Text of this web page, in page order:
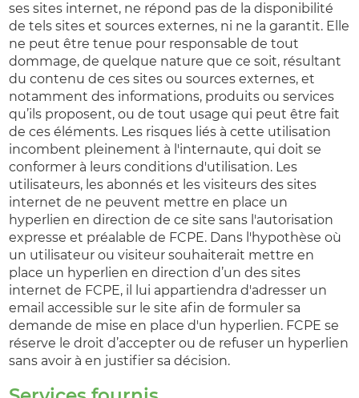
ses sites internet, ne répond pas de la disponibilité
de tels sites et sources externes, ni ne la garantit. Elle
ne peut être tenue pour responsable de tout
dommage, de quelque nature que ce soit, résultant
du contenu de ces sites ou sources externes, et
notamment des informations, produits ou services
qu’ils proposent, ou de tout usage qui peut être fait
de ces éléments. Les risques liés à cette utilisation
incombent pleinement à l'internaute, qui doit se
conformer à leurs conditions d'utilisation. Les
utilisateurs, les abonnés et les visiteurs des sites
internet de ne peuvent mettre en place un
hyperlien en direction de ce site sans l'autorisation
expresse et préalable de FCPE. Dans l'hypothèse où
un utilisateur ou visiteur souhaiterait mettre en
place un hyperlien en direction d’un des sites
internet de FCPE, il lui appartiendra d'adresser un
email accessible sur le site afin de formuler sa
demande de mise en place d'un hyperlien. FCPE se
réserve le droit d’accepter ou de refuser un hyperlien
sans avoir à en justifier sa décision.